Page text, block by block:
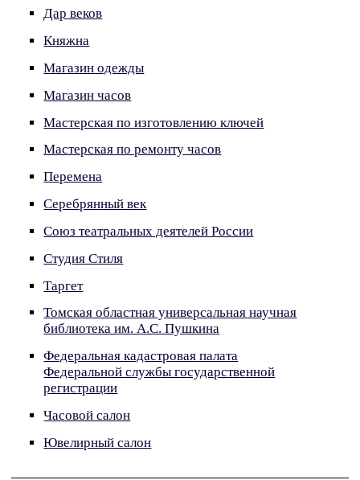
Дар веков
Княжна
Магазин одежды
Магазин часов
Мастерская по изготовлению ключей
Мастерская по ремонту часов
Перемена
Серебрянный век
Союз театральных деятелей России
Студия Стиля
Таргет
Томская областная универсальная научная
библиотека им. А.С. Пушкина
Федеральная кадастровая палата
Федеральной службы государственной
регистрации
Часовой салон
Ювелирный салон